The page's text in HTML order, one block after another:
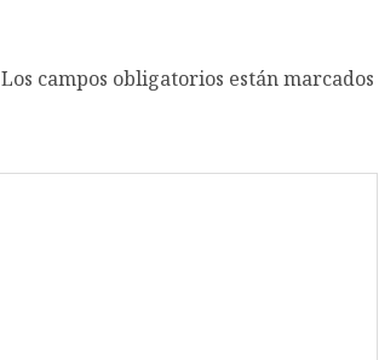
Los campos obligatorios están marcados